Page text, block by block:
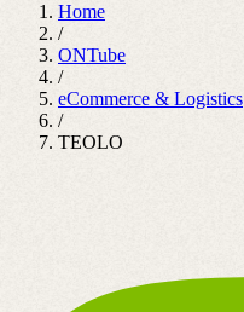
Home
/
ONTube
/
eCommerce & Logistics
/
TEOLO